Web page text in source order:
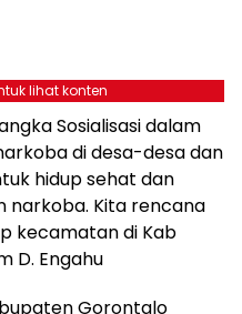
lihat konten
Sosialisasi dalam
di desa-desa dan
hidup sehat dan
narkoba. Kita rencana
kecamatan di Kab
D. Engahu
Gorontalo